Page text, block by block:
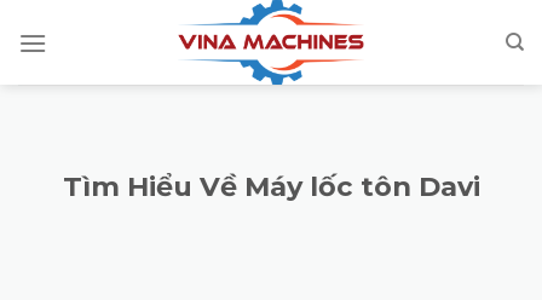
Tìm Hiểu Về Máy lốc tôn Davi